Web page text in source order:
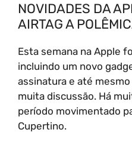
NOVIDADES DA
AIRTAG A
Esta semana na Apple
incluindo um novo
assinatura e até
muita discussão. Há
período movimentado
Cupertino.